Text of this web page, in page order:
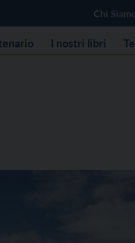
Chi
I nostri libri